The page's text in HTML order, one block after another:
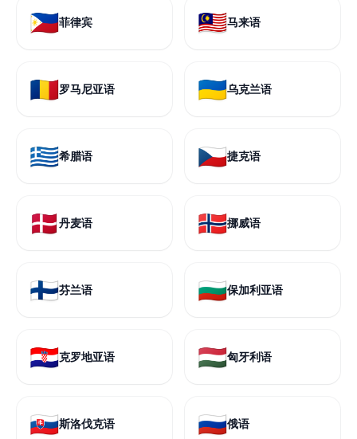
🇵🇭菲律宾 🇲🇾马来语
🇷🇴罗马尼亚语 🇺🇦乌克兰语
🇬🇷希腊语 🇨🇿捷克语
🇩🇰丹麦语 🇳🇴挪威语
🇫🇮芬兰语 🇧🇬保加利亚语
🇭🇷克罗地亚语 🇭🇺匈牙利语
🇸🇰斯洛伐克语 🇷🇺俄语